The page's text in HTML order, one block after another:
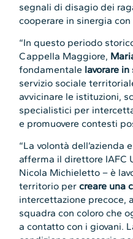
segnali di disagio dei
cooperare in sinergia con
“In questo periodo
Cappella Maggiore,
fondamentale lavorare
servizio sociale
avvicinare le istituzioni,
specialistici per
e promuovere contesti
“La volontà dell’azienda
afferma il direttore IAFC
Nicola Michieletto – è
territorio percreare una
intercettazione precoce,
squadra con coloro che
a contatto con i giovani.